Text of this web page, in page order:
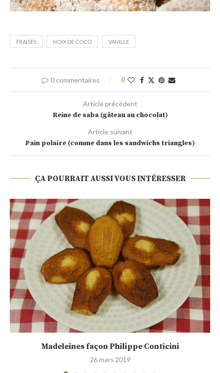
FRAISES NOIX DE COCO VANILLE
0 commentaires 0
Article précédent
Reine de saba (gâteau au chocolat)
Article suivant
Pain polaire (comme dans les sandwichs triangles)
ÇA POURRAIT AUSSI VOUS INTÉRESSER
Shortbread écossais (recette vidéo)
25 février 2019